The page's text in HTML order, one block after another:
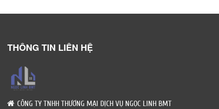
THÔNG TIN LIÊN HỆ
CÔNG TY TNHH THƯƠNG MẠI DỊCH VỤ NGỌC LINH BMT